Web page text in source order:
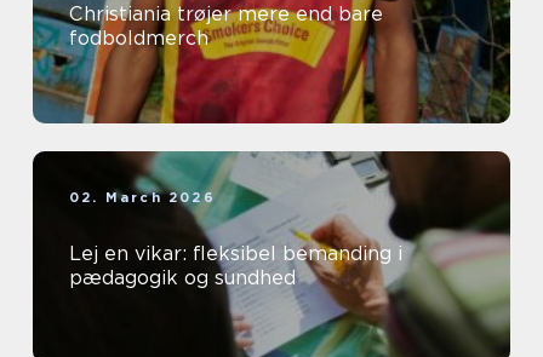
Christiania trøjer mere end bare
fodboldmerch
02. March 2026
Lej en vikar: fleksibel bemanding i
pædagogik og sundhed